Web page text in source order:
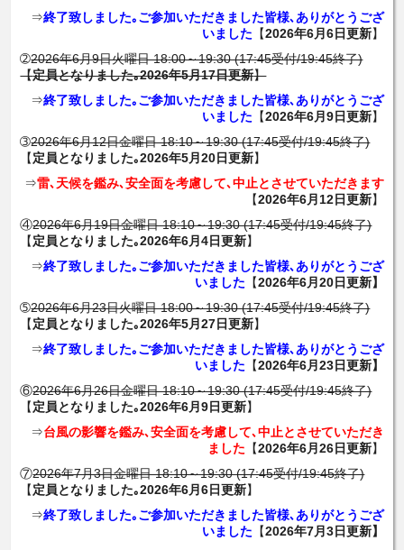
⇒終了致しました｡ご参加いただきました皆様､ありがとうござ
いました 【2026年6月6日更新】
➁2026年6月9日火曜日 18:00～19:30 (17:45受付/19:45終了)
【定員となりました｡2026年5月17日更新】
⇒終了致しました｡ご参加いただきました皆様､ありがとうござ
いました 【2026年6月9日更新】
➂2026年6月12日金曜日 18:10～19:30 (17:45受付/19:45終了)
【定員となりました｡2026年5月20日更新】
⇒雷､天候を鑑み､安全面を考慮して､中止とさせていただきます
【2026年6月12日更新】
④2026年6月19日金曜日 18:10～19:30 (17:45受付/19:45終了)
【定員となりました｡2026年6月4日更新】
⇒終了致しました｡ご参加いただきました皆様､ありがとうござ
いました 【2026年6月20日更新】
➄2026年6月23日火曜日 18:00～19:30 (17:45受付/19:45終了)
【定員となりました｡2026年5月27日更新】
⇒終了致しました｡ご参加いただきました皆様､ありがとうござ
いました 【2026年6月23日更新】
⑥2026年6月26日金曜日 18:10～19:30 (17:45受付/19:45終了)
【定員となりました｡2026年6月9日更新】
⇒台風の影響を鑑み､安全面を考慮して､中止とさせていただき
ました 【2026年6月26日更新】
⑦2026年7月3日金曜日 18:10～19:30 (17:45受付/19:45終了)
【定員となりました｡2026年6月6日更新】
⇒終了致しました｡ご参加いただきました皆様､ありがとうござ
いました 【2026年7月3日更新】